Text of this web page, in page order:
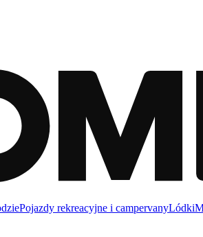
Pojazdy rekreacyjne i campervanyLódki